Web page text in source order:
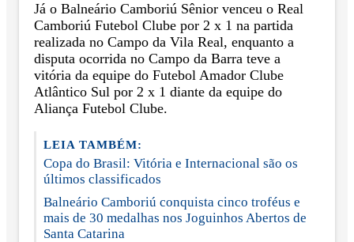
Já o Balneário Camboriú Sênior venceu o Real
Camboriú Futebol Clube por 2 x 1 na partida
realizada no Campo da Vila Real, enquanto a
disputa ocorrida no Campo da Barra teve a
vitória da equipe do Futebol Amador Clube
Atlântico Sul por 2 x 1 diante da equipe do
Aliança Futebol Clube.
LEIA TAMBÉM:
Copa do Brasil: Vitória e Internacional são os
últimos classificados
Balneário Camboriú conquista cinco troféus e
mais de 30 medalhas nos Joguinhos Abertos de
Santa Catarina